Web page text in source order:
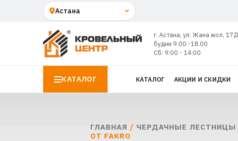
г. Астана, ул. Жана жол, 17Д
будни 9.00 -18.00
Сб: 9:00 - 14:00
КАТАЛОГ КАТАЛОГ АКЦИИ И СКИДКИ
ГЛАВНАЯ / ЧЕРДАЧНЫЕ ЛЕСТНИЦЫ
ОТ FAKRO